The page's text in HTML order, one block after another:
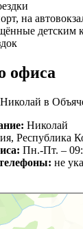
на
детским
офиса
в
Николай
Республика
Пн.-Пт. –
не